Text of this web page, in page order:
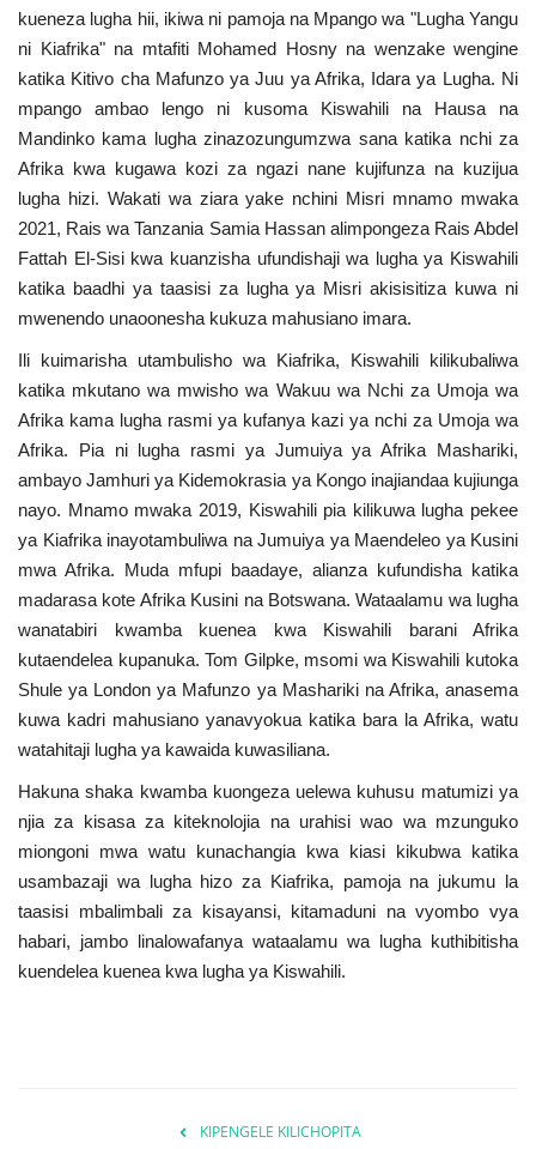
French Arabic
kueneza lugha hii, ikiwa ni pamoja na Mpango wa "Lugha Yangu
ni Kiafrika" na mtafiti Mohamed Hosny na wenzake wengine
katika Kitivo cha Mafunzo ya Juu ya Afrika, Idara ya Lugha. Ni
mpango ambao lengo ni kusoma Kiswahili na Hausa na
Mandinko kama lugha zinazozungumzwa sana katika nchi za
Afrika kwa kugawa kozi za ngazi nane kujifunza na kuzijua
lugha hizi. Wakati wa ziara yake nchini Misri mnamo mwaka
2021, Rais wa Tanzania Samia Hassan alimpongeza Rais Abdel
Fattah El-Sisi kwa kuanzisha ufundishaji wa lugha ya Kiswahili
katika baadhi ya taasisi za lugha ya Misri akisisitiza kuwa ni
mwenendo unaoonesha kukuza mahusiano imara.
Ili kuimarisha utambulisho wa Kiafrika, Kiswahili kilikubaliwa
katika mkutano wa mwisho wa Wakuu wa Nchi za Umoja wa
Afrika kama lugha rasmi ya kufanya kazi ya nchi za Umoja wa
Afrika. Pia ni lugha rasmi ya Jumuiya ya Afrika Mashariki,
ambayo Jamhuri ya Kidemokrasia ya Kongo inajiandaa kujiunga
nayo. Mnamo mwaka 2019, Kiswahili pia kilikuwa lugha pekee
ya Kiafrika inayotambuliwa na Jumuiya ya Maendeleo ya Kusini
mwa Afrika. Muda mfupi baadaye, alianza kufundisha katika
madarasa kote Afrika Kusini na Botswana. Wataalamu wa lugha
wanatabiri kwamba kuenea kwa Kiswahili barani Afrika
kutaendelea kupanuka. Tom Gilpke, msomi wa Kiswahili kutoka
Shule ya London ya Mafunzo ya Mashariki na Afrika, anasema
kuwa kadri mahusiano yanavyokua katika bara la Afrika, watu
watahitaji lugha ya kawaida kuwasiliana.
Hakuna shaka kwamba kuongeza uelewa kuhusu matumizi ya
njia za kisasa za kiteknolojia na urahisi wao wa mzunguko
miongoni mwa watu kunachangia kwa kiasi kikubwa katika
usambazaji wa lugha hizo za Kiafrika, pamoja na jukumu la
taasisi mbalimbali za kisayansi, kitamaduni na vyombo vya
habari, jambo linalowafanya wataalamu wa lugha kuthibitisha
kuendelea kuenea kwa lugha ya Kiswahili.
KIPENGELE KILICHOPITA